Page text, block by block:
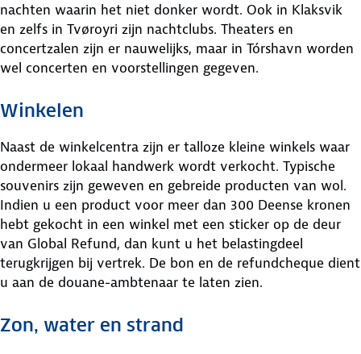
nachten waarin het niet donker wordt. Ook in Klaksvik
en zelfs in Tvøroyri zijn nachtclubs. Theaters en
concertzalen zijn er nauwelijks, maar in Tórshavn worden
wel concerten en voorstellingen gegeven.
Winkelen
Naast de winkelcentra zijn er talloze kleine winkels waar
ondermeer lokaal handwerk wordt verkocht. Typische
souvenirs zijn geweven en gebreide producten van wol.
Indien u een product voor meer dan 300 Deense kronen
hebt gekocht in een winkel met een sticker op de deur
van Global Refund, dan kunt u het belastingdeel
terugkrijgen bij vertrek. De bon en de refundcheque dient
u aan de douane-ambtenaar te laten zien.
Zon, water en strand